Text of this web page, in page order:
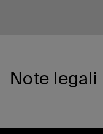
Note legali